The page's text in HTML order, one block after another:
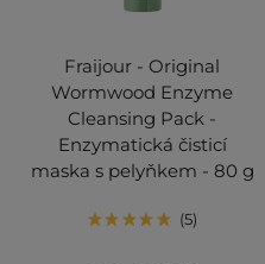
Fraijour - Original
Wormwood Enzyme
Cleansing Pack -
Enzymatická čisticí
maska s pelyňkem - 80 g
5